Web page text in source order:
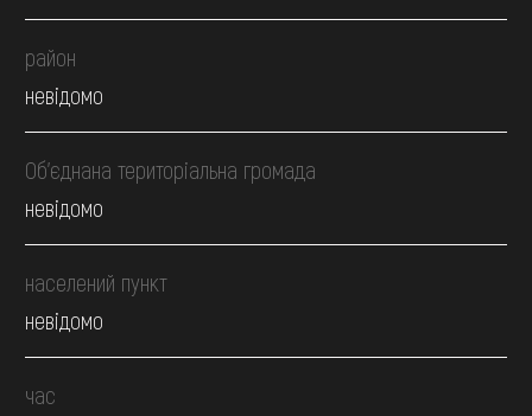
район
невідомо
Об’єднана територіальна громада
невідомо
населений пункт
невідомо
час